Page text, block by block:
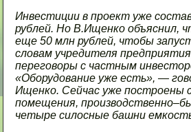
Инвестиции в проект уже
рублей. Но В.Ищенко объяснил,
еще 50 млн рублей, чтобы
словам учредителя
переговоры с частным
«Оборудование уже есть», —
Ищенко. Сейчас уже построены
помещения,
четыре силосные башни